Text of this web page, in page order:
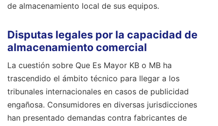
de almacenamiento local de sus equipos.
Disputas legales por la capacidad de
almacenamiento comercial
La cuestión sobre Que Es Mayor KB o MB ha
trascendido el ámbito técnico para llegar a los
tribunales internacionales en casos de publicidad
engañosa. Consumidores en diversas jurisdicciones
han presentado demandas contra fabricantes de